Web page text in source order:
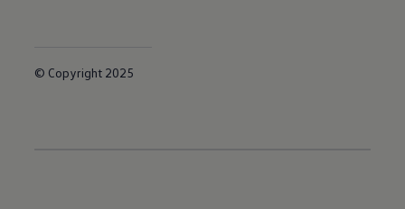
© Copyright 2025